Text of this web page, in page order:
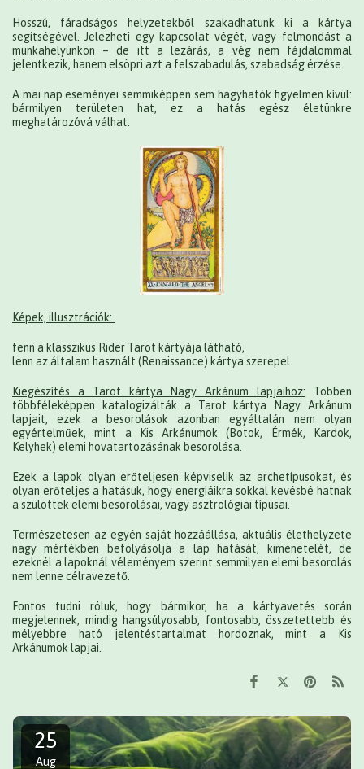
Hosszú, fáradságos helyzetekből szakadhatunk ki a kártya
segítségével. Jelezheti egy kapcsolat végét, vagy felmondást a
munkahelyünkön – de itt a lezárás, a vég nem fájdalommal
jelentkezik, hanem elsöpri azt a felszabadulás, szabadság érzése.
A mai nap eseményei semmiképpen sem hagyhatók figyelmen kívül:
bármilyen területen hat, ez a hatás egész életünkre
meghatározóvá válhat.
Képek, illusztrációk:
fenn a klasszikus Rider Tarot kártyája látható,
lenn az általam használt (Renaissance) kártya szerepel.
Kiegészítés a Tarot kártya Nagy Arkánum lapjaihoz: Többen
többféleképpen katalogizálták a Tarot kártya Nagy Arkánum
lapjait, ezek a besorolások azonban egyáltalán nem olyan
egyértelműek, mint a Kis Arkánumok (Botok, Érmék, Kardok,
Kelyhek) elemi hovatartozásának besorolása.
Ezek a lapok olyan erőteljesen képviselik az archetípusokat, és
olyan erőteljes a hatásuk, hogy energiáikra sokkal kevésbé hatnak
a szülöttek elemi besorolásai, vagy asztrológiai típusai.
Természetesen az egyén saját hozzáállása, aktuális élethelyzete
nagy mértékben befolyásolja a lap hatását, kimenetelét, de
ezeknél a lapoknál véleményem szerint semmilyen elemi besorolás
nem lenne célravezető.
Fontos tudni róluk, hogy bármikor, ha a kártyavetés során
megjelennek, mindig hangsúlyosabb, fontosabb, összetettebb és
mélyebbre ható jelentéstartalmat hordoznak, mint a Kis
Arkánumok lapjai.
25
Aug